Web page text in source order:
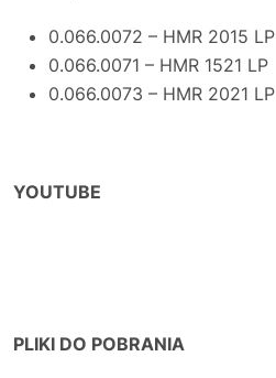
0.066.0072 – HMR 2015 LP
0.066.0071 – HMR 1521 LP
0.066.0073 – HMR 2021 LP
YOUTUBE
PLIKI DO POBRANIA